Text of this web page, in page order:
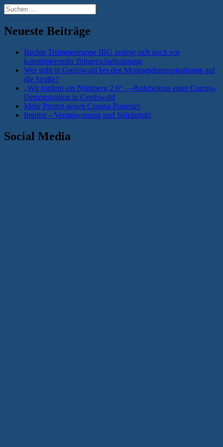
Suchen
nach:
Neueste Beiträge
Rechte Trümmertruppe IBG zerlegt sich noch vor
konstituierender Bürgerschaftssitzung
Wer geht in Greifswald bei den Montagsdemonstrationen auf
die Straße?
„Wir fordern ein Nürnberg 2.0“ —Redebeitrag einer Corona-
Demonstration in Greifswald
Mehr Protest gegen Corona-Proteste!
Impfen – Verantwortung und Solidarität!
Social Media